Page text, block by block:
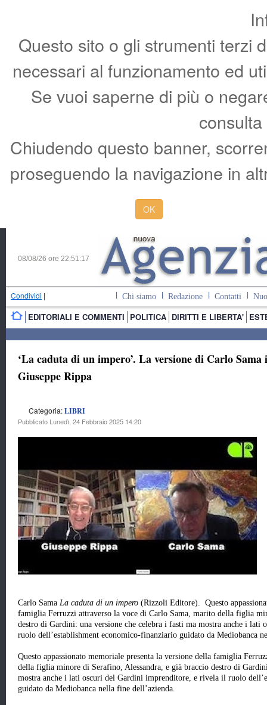
Questo sito o gli strumenti terzi
necessari al funzionamento ed
Se vuoi saperne di più o
Chiudendo questo banner,
proseguendo la navigazione in
OK
08/08/26 ore 22:51:18
Condividi | Chi siamo Redazione Contatti
EDITORIALI E COMMENTI POLITICA DIRITTI E LIBERTA'
‘La caduta di un impero’. La versione di Carlo Sama
Giuseppe Rippa
Categoria:LIBRI
Pubblicato Lunedì, 24 Febbraio 2025 14:20
Carlo Sama La caduta di un impero (Rizzoli Editore). Questo
famiglia Ferruzzi attraverso la voce di Carlo Sama, marito della figlia
destro di Gardini: una versione che celebra i fasti ma mostra anche i
ruolo dell’establishment economico-finanziario guidato da Mediobanca
Questo appassionato memoriale presenta la versione della famiglia
della figlia minore di Serafino, Alessandra, e già braccio destro di
mostra anche i lati oscuri del Gardini imprenditore, e rivela il ruolo
guidato da Mediobanca nella fine dell’azienda.